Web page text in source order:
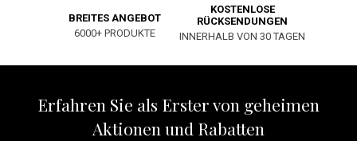
BREITES ANGEBOT
6000+ PRODUKTE
KOSTENLOSE
RÜCKSENDUNGEN
INNERHALB VON 30 TAGEN
Erfahren Sie als Erster von geheimen
Aktionen und Rabatten